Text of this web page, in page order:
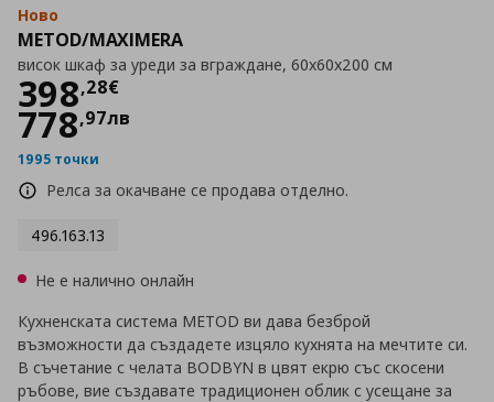
Ново
METOD/MAXIMERA
висок шкаф за уреди за вграждане, 60x60x200 см
398,28€
Цена398,28 €
778,97лв
1995 точки
Релса за окачване се продава отделно.
496.163.13
Не е налично онлайн
Кухненската система METOD ви дава безброй
възможности да създадете изцяло кухнята на мечтите си.
В съчетание с челата BODBYN в цвят екрю със скосени
ръбове, вие създавате традиционен облик с усещане за